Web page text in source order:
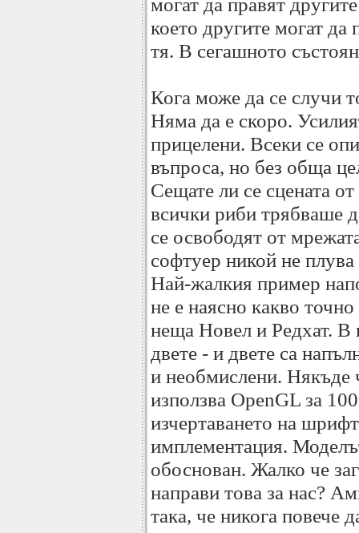
което другите могат да
тя. В сегашното
Кога може да се случи
Няма да е скоро.
прицелени. Всеки се
въпроса, но без обща
Сещате ли се сцената
всички риби трябваше
се освободят от
софтуер никой не
Най-жалкия пример
не е наясно какво
неща Новел и Редхат. В
двете - и двете са
и необмислени. Някъде
използва OpenGL за
изчертаването на
имплементация.
обоснован. Жалко че
направи това за нас?
така, че никога повече